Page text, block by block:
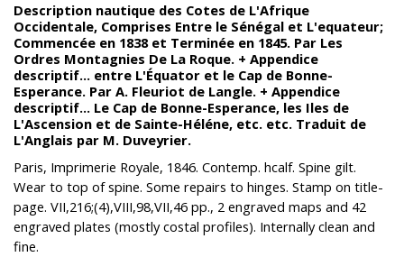
Description nautique des Cotes de L'Afrique
Occidentale, Comprises Entre le Sénégal et L'equateur;
Commencée en 1838 et Terminée en 1845. Par Les
Ordres Montagnies De La Roque. + Appendice
descriptif... entre L'Équator et le Cap de Bonne-
Esperance. Par A. Fleuriot de Langle. + Appendice
descriptif... Le Cap de Bonne-Esperance, les Iles de
L'Ascension et de Sainte-Héléne, etc. etc. Traduit de
L'Anglais par M. Duveyrier.
Paris, Imprimerie Royale, 1846. Contemp. hcalf. Spine gilt.
Wear to top of spine. Some repairs to hinges. Stamp on title-
page. VII,216;(4),VIII,98,VII,46 pp., 2 engraved maps and 42
engraved plates (mostly costal profiles). Internally clean and
fine.